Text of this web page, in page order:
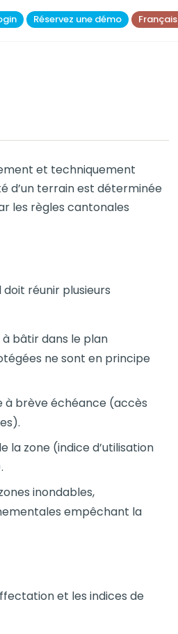
Réservez une démo Français
et techniquement
d’un terrain est déterminée
les règles cantonales
réunir plusieurs
bâtir dans le plan
ne sont en principe
à brève échéance (accès
la zone (indice d’utilisation
inondables,
empêchant la
et les indices de